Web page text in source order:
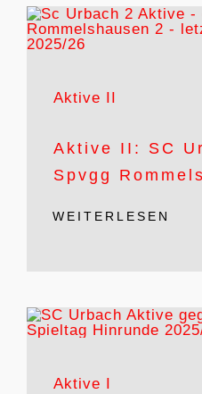
Aktive II
Aktive II: SC
Spvgg
WEITERLESEN
Aktive I